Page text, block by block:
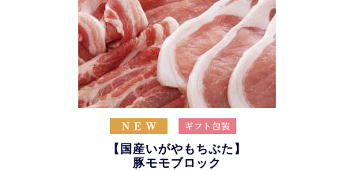
【国産いがやもちぶた】
豚モモブロック